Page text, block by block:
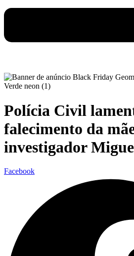
Polícia Civil
falecimento da
investigador
Facebook